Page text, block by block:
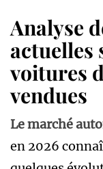
Analyse
actuelles
voitures
vendues
Le marché
en 2026